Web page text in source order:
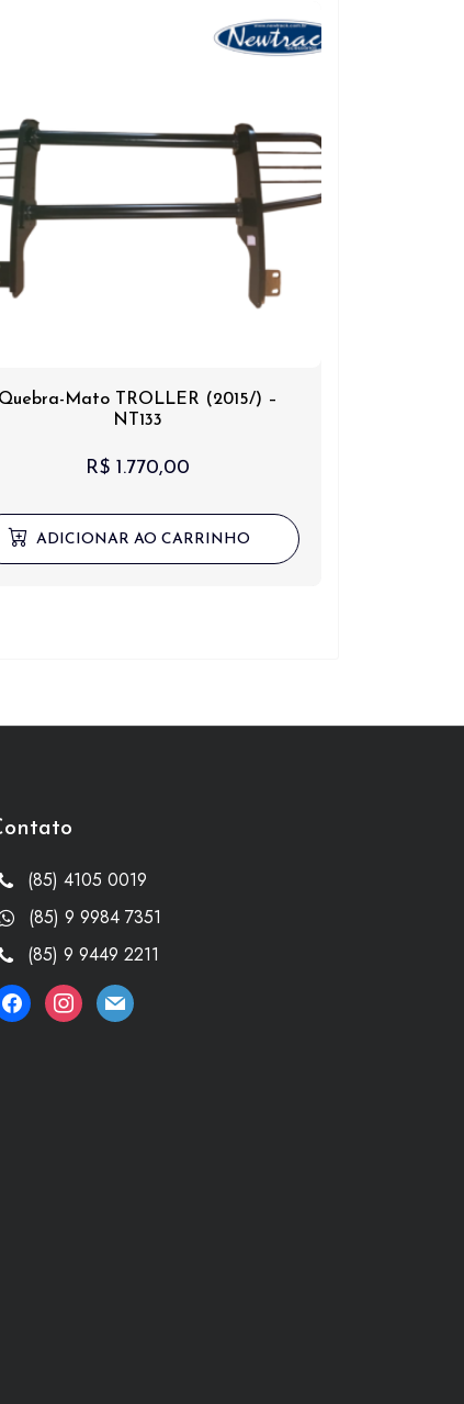
Quebra-Mato TROLLER (2015/) –
NT133
R$ 1.770,00
ADICIONAR AO CARRINHO
(85) 4105 0019
(85) 9 9984 7351
(85) 9 9449 2211
instagram
mail